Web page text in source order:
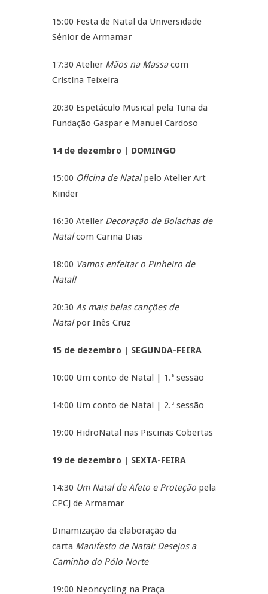
15:00 Festa de Natal da Universidade
Sénior de Armamar
17:30 Atelier Mãos na Massacom
Cristina Teixeira
20:30 Espetáculo Musical pela Tuna da
Fundação Gaspar e Manuel Cardoso
14 de dezembro | DOMINGO
15:00 Oficina de Natalpelo Atelier Art
Kinder
16:30 Atelier Decoração de Bolachas de
Natalcom Carina Dias
18:00 Vamos enfeitar o Pinheiro de
Natal!
20:30 As mais belas canções de
Natalpor Inês Cruz
15 de dezembro | SEGUNDA-FEIRA
10:00 Um conto de Natal | 1.ª sessão
14:00 Um conto de Natal | 2.ª sessão
19:00 HidroNatal nas Piscinas Cobertas
19 de dezembro | SEXTA-FEIRA
14:30 Um Natal de Afeto e Proteçãopela
CPCJ de Armamar
Dinamização da elaboração da
carta Manifesto de Natal: Desejos a
Caminho do Pólo Norte
19:00 Neoncycling na Praça